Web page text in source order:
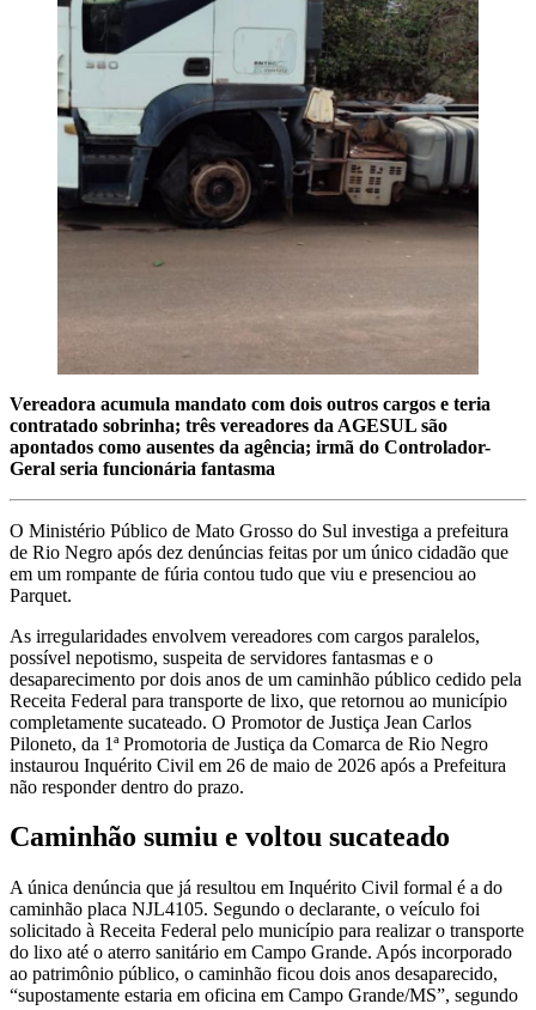
Vereadora acumula mandato com dois outros cargos e teria
contratado sobrinha; três vereadores da AGESUL são
apontados como ausentes da agência; irmã do Controlador-
Geral seria funcionária fantasma
O Ministério Público de Mato Grosso do Sul investiga a prefeitura
de Rio Negro após dez denúncias feitas por um único cidadão que
em um rompante de fúria contou tudo que viu e presenciou ao
Parquet.
As irregularidades envolvem vereadores com cargos paralelos,
possível nepotismo, suspeita de servidores fantasmas e o
desaparecimento por dois anos de um caminhão público cedido pela
Receita Federal para transporte de lixo, que retornou ao município
completamente sucateado. O Promotor de Justiça Jean Carlos
Piloneto, da 1ª Promotoria de Justiça da Comarca de Rio Negro
instaurou Inquérito Civil em 26 de maio de 2026 após a Prefeitura
não responder dentro do prazo.
Caminhão sumiu e voltou sucateado
A única denúncia que já resultou em Inquérito Civil formal é a do
caminhão placa NJL4105. Segundo o declarante, o veículo foi
solicitado à Receita Federal pelo município para realizar o transporte
do lixo até o aterro sanitário em Campo Grande. Após incorporado
ao patrimônio público, o caminhão ficou dois anos desaparecido,
“supostamente estaria em oficina em Campo Grande/MS”, segundo